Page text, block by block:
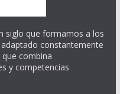
siglo que formamos a los
constantemente
que combina
y competencias